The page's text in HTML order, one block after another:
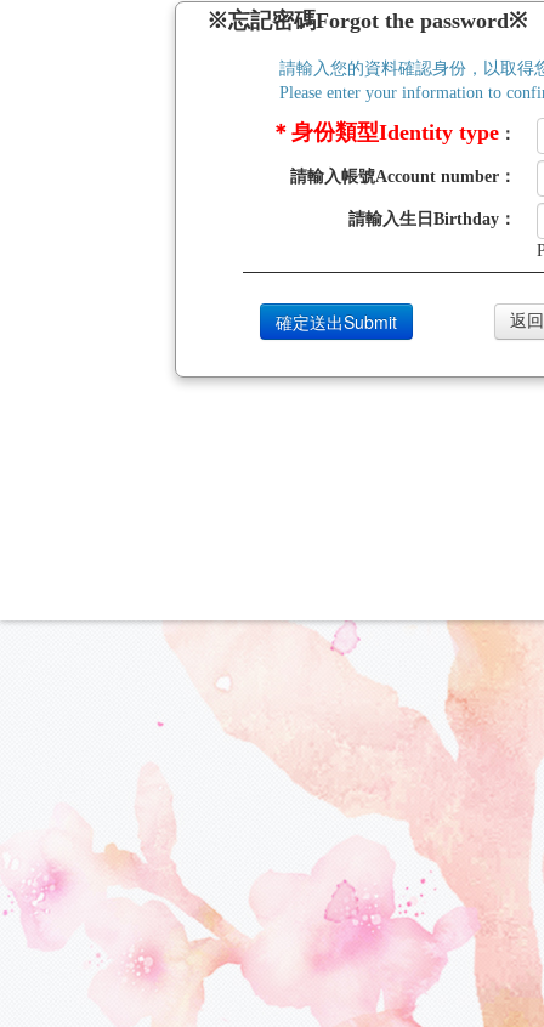
※忘記密碼Forgot the password※
請輸入您的資料確認身份，以取得
Please enter your information to
＊身份類型Identity type ：
請輸入帳號Account number ：
請輸入生日Birthday ：
返